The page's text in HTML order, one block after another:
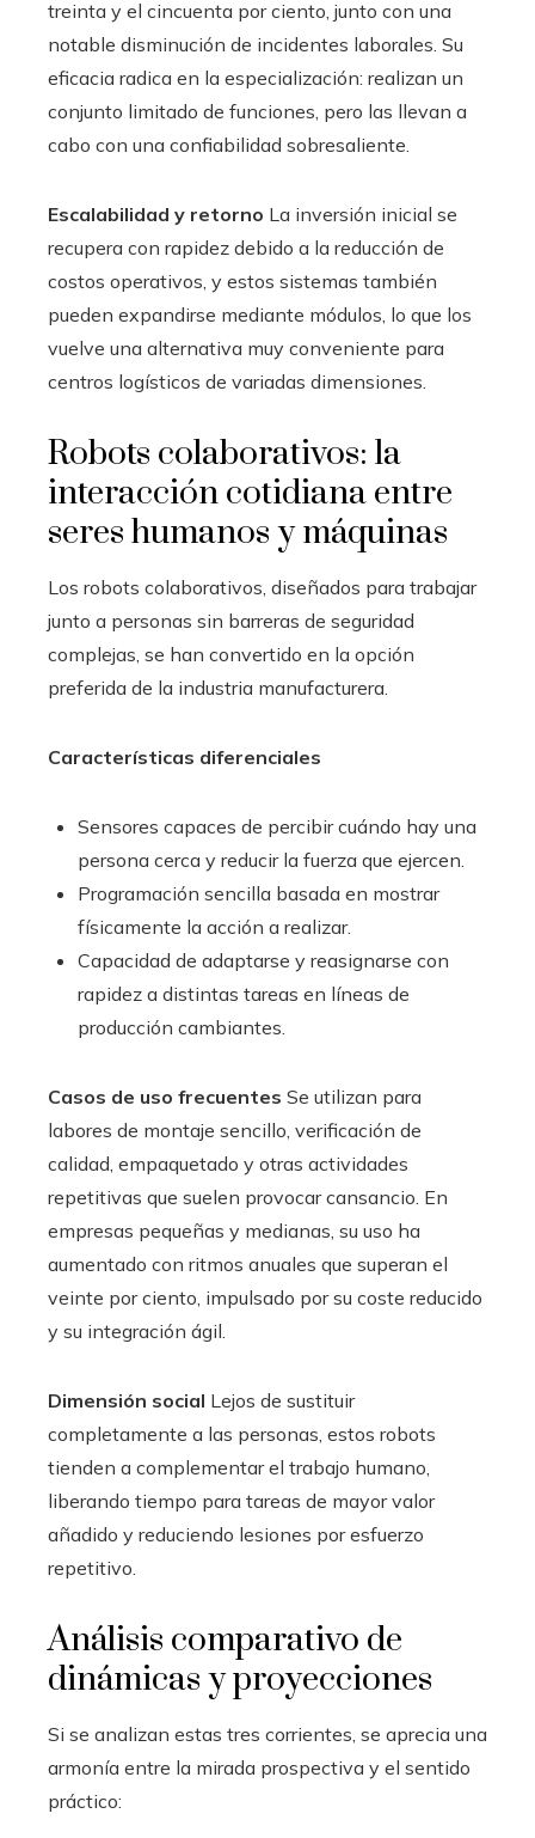
treinta y el cincuenta por ciento, junto con una
notable disminución de incidentes laborales. Su
eficacia radica en la especialización: realizan un
conjunto limitado de funciones, pero las llevan a
cabo con una confiabilidad sobresaliente.
Escalabilidad y retorno La inversión inicial se
recupera con rapidez debido a la reducción de
costos operativos, y estos sistemas también
pueden expandirse mediante módulos, lo que los
vuelve una alternativa muy conveniente para
centros logísticos de variadas dimensiones.
Robots colaborativos: la
interacción cotidiana entre
seres humanos y máquinas
Los robots colaborativos, diseñados para trabajar
junto a personas sin barreras de seguridad
complejas, se han convertido en la opción
preferida de la industria manufacturera.
Características diferenciales
Sensores capaces de percibir cuándo hay una
persona cerca y reducir la fuerza que ejercen.
Programación sencilla basada en mostrar
físicamente la acción a realizar.
Capacidad de adaptarse y reasignarse con
rapidez a distintas tareas en líneas de
producción cambiantes.
Casos de uso frecuentes Se utilizan para
labores de montaje sencillo, verificación de
calidad, empaquetado y otras actividades
repetitivas que suelen provocar cansancio. En
empresas pequeñas y medianas, su uso ha
aumentado con ritmos anuales que superan el
veinte por ciento, impulsado por su coste reducido
y su integración ágil.
Dimensión social Lejos de sustituir
completamente a las personas, estos robots
tienden a complementar el trabajo humano,
liberando tiempo para tareas de mayor valor
añadido y reduciendo lesiones por esfuerzo
repetitivo.
Análisis comparativo de
dinámicas y proyecciones
Si se analizan estas tres corrientes, se aprecia una
armonía entre la mirada prospectiva y el sentido
práctico: